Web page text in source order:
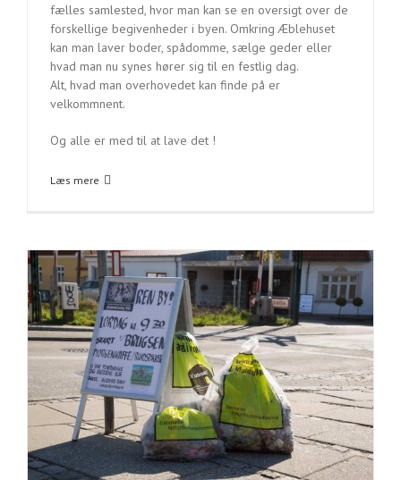
fælles samlested, hvor man kan se en oversigt over de
forskellige begivenheder i byen. Omkring Æblehuset
kan man laver boder, spådomme, sælge geder eller
hvad man nu synes hører sig til en festlig dag.
Alt, hvad man overhovedet kan finde på er
velkommnent.
Og alle er med til at lave det !
Læs mere